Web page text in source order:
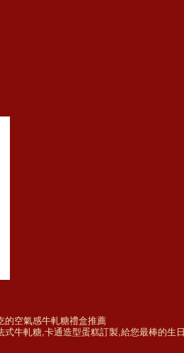
的空氣感牛軋糖禮盒推薦
式牛軋糖,卡通造型蛋糕訂製,給您最棒的生